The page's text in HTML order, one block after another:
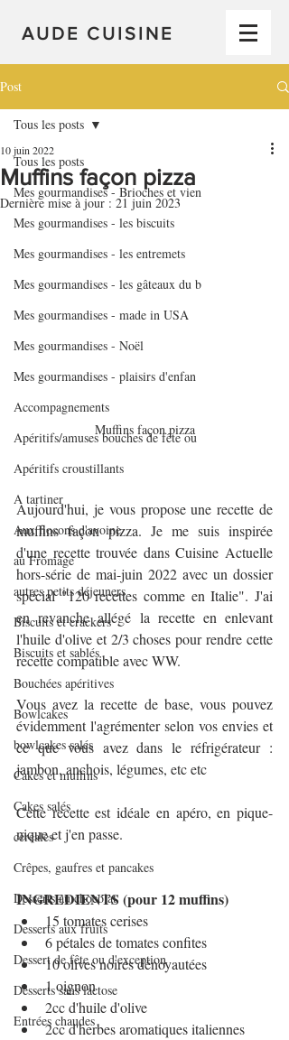
AUDE CUISINE
Post
Tous les posts
Mes gourmandises - Brioches et vien
Mes gourmandises - les biscuits
Mes gourmandises - les entremets
Mes gourmandises - les gâteaux du b
Mes gourmandises - made in USA
Mes gourmandises - Noël
Mes gourmandises - plaisirs d'enfan
Accompagnements
Apéritifs/amuses bouches de fête ou
Apéritifs croustillants
A tartiner
Aux flocons d'avoine
au Fromage
autres petits déjeuners
Biscuits et crackers
Biscuits et sablés
Bouchées apéritives
Bowlcakes
bowlcakes salés
Cakes et muffins
Cakes salés
céréales
Crêpes, gaufres et pancakes
Desserts au chocolat
Desserts aux fruits
Dessert de fête ou d'exception
Desserts sans lactose
Entrées chaudes
Tous les posts
Muffins façon pizza
10 juin 2022
Dernière mise à jour : 21 juin 2023
Muffins façon pizza
Aujourd'hui, je vous propose une recette de
muffins façon pizza. Je me suis inspirée
d'une recette trouvée dans Cuisine Actuelle
hors-série de mai-juin 2022 avec un dossier
spécial "120 recettes comme en Italie". J'ai
en revanche allégé la recette en enlevant
l'huile d'olive et 2/3 choses pour rendre cette
recette compatible avec WW.
Vous avez la recette de base, vous pouvez
évidemment l'agrémenter selon vos envies et
ce que vous avez dans le réfrigérateur :
jambon, anchois, légumes, etc etc
Cette recette est idéale en apéro, en pique-
nique et j'en passe.
INGREDIENTS (pour 12 muffins)
15 tomates cerises
6 pétales de tomates confites
10 olives noires dénoyautées
1 oignon
2cc d'huile d'olive
2cc d'herbes aromatiques italiennes